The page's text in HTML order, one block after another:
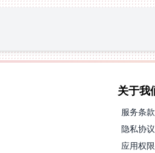
关于我
服务条款
隐私协议
应用权限